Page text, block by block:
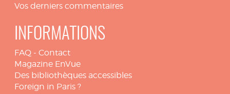
Vos derniers commentaires
INFORMATIONS
FAQ - Contact
Magazine EnVue
Des bibliothèques accessibles
Foreign in Paris ?